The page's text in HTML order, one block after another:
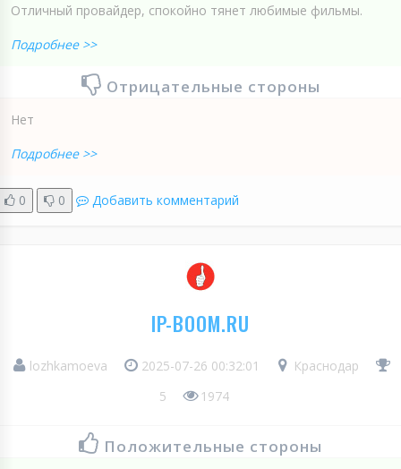
Отличный провайдер, спокойно тянет любимые фильмы.
Подробнее >>
Отрицательные стороны
Нет
Подробнее >>
0 0 Добавить комментарий
IP-BOOM.RU
lozhkamoeva 2025-07-26 00:32:01
Краснодар
5
1974
Положительные стороны